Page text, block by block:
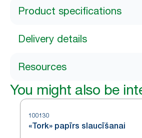
Product specifications
Delivery details
Resources
You might also be
100130
«Tork» papīrs slaucīšanai